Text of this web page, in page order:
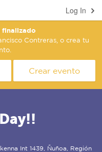
Log In
finalizado
Contreras, o crea tu
Crear evento
Int 1439, Ñuñoa, Región